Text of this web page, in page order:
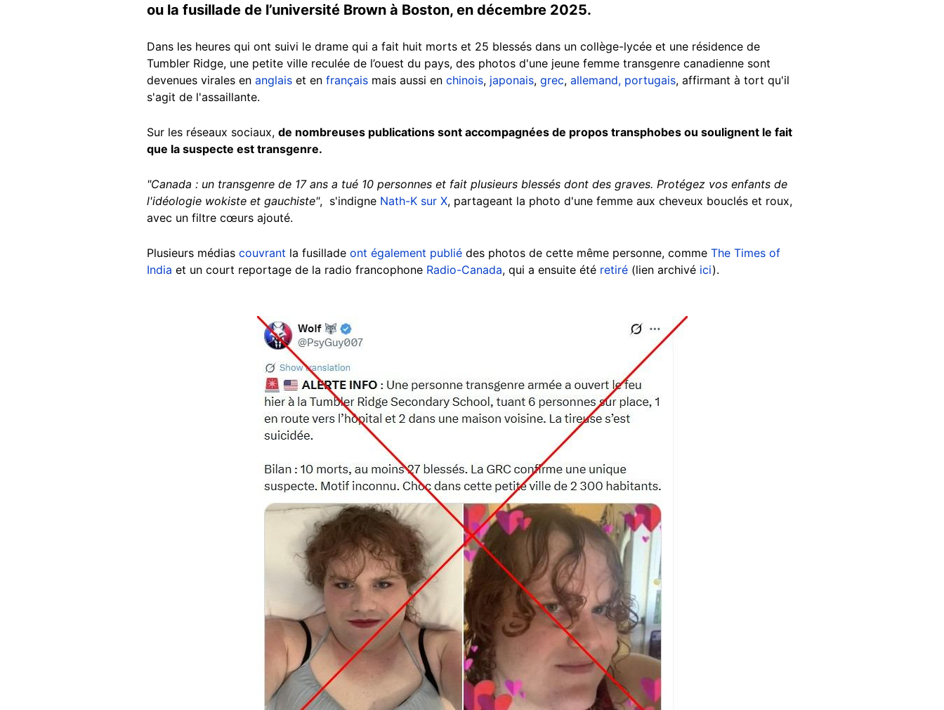
ou la fusillade de l’université Brown à Boston, en décembre 2025.
Dans les heures qui ont suivi le drame qui a fait huit morts et 25 blessés dans un collège-lycée et une résidence de
Tumbler Ridge, une petite ville reculée de l’ouest du pays, des photos d'une jeune femme transgenre canadienne sont
devenues virales en anglais et en français mais aussi en chinois, japonais, grec, allemand, portugais, affirmant à tort qu'il
s'agit de l'assaillante.
Sur les réseaux sociaux, de nombreuses publications sont accompagnées de propos transphobes ou soulignent le fait
que la suspecte est transgenre.
"Canada : un transgenre de 17 ans a tué 10 personnes et fait plusieurs blessés dont des graves. Protégez vos enfants de
l'idéologie wokiste et gauchiste", s'indigne Nath-K sur X, partageant la photo d'une femme aux cheveux bouclés et roux,
avec un filtre cœurs ajouté.
Plusieurs médias couvrant la fusillade ont également publié des photos de cette même personne, comme The Times of
India et un court reportage de la radio francophone Radio-Canada, qui a ensuite été retiré (lien archivé ici).